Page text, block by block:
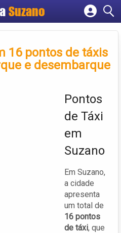
Suzano
empresa
conta
16 pontos de táxis
e desembarque
Pontos
de Táxi
em
Suzano
Em Suzano,
a cidade
apresenta
um total de
16 pontos
de táxi, que